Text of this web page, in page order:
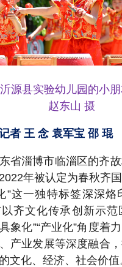
源县实验幼儿园的小
赵东山 摄
者 王 念 袁军宝 邵 琨
省淄博市临淄区的齐
年被认定为春秋齐
”这一独特标签深深烙
齐文化传承创新示范
具象化”“产业化”角度着
产业发展等深度融合
文化、经济、社会价值